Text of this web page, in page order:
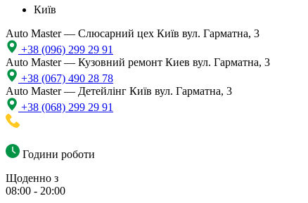
Київ
Auto Master — Слюсарний цех Київ вул. Гарматна, 3
+38 (096) 299 29 91
Auto Master — Кузовний ремонт Киев вул. Гарматна, 3
+38 (067) 490 28 78
Auto Master — Детейлінг Київ вул. Гарматна, 3
+38 (068) 299 29 91
Години роботи
Щоденно з
08:00 - 20:00